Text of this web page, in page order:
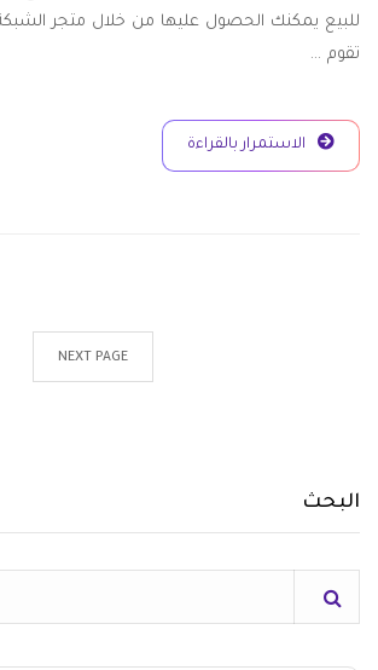
للبيع يمكنك الحصول عليها من خلال متجر
تقوم …
الاستمرار بالقراءة
NEXT PAGE
البحث